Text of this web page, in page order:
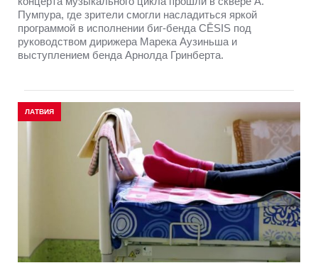
Пумпура, где зрители смогли насладиться яркой
программой в исполнении биг-бенда CĒSIS под
руководством дирижера Марека Аузиньша и
выступлением бенда Арнолда Гринберта.
ЛАТВИЯ